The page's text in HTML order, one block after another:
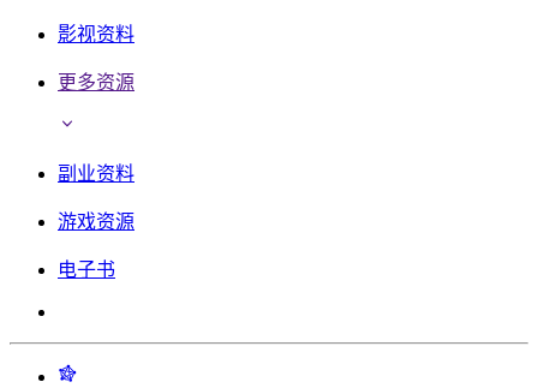
影视资料
更多资源
副业资料
游戏资源
电子书